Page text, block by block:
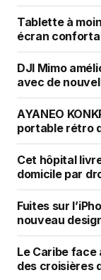
Tablette à
écran
DJI Mimo
avec de
AYANEO
portable rétro
Cet hôpital
domicile par
Fuites sur
nouveau
Le Caribe
des croisières